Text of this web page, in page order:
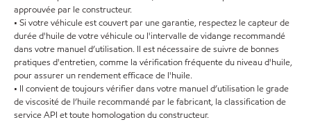
approuvée par le constructeur.
• Si votre véhicule est couvert par une garantie, respectez le capteur de
durée d'huile de votre véhicule ou l'intervalle de vidange recommandé
dans votre manuel d’utilisation. Il est nécessaire de suivre de bonnes
pratiques d'entretien, comme la vérification fréquente du niveau d'huile,
pour assurer un rendement efficace de l'huile.
• Il convient de toujours vérifier dans votre manuel d’utilisation le grade
de viscosité de l’huile recommandé par le fabricant, la classification de
service API et toute homologation du constructeur.